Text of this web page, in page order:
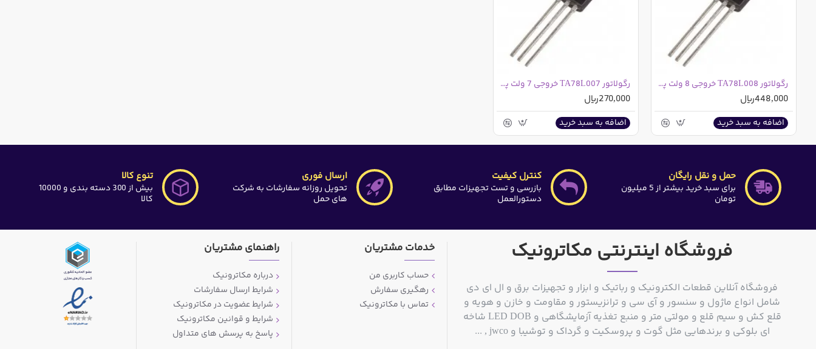
رگولاتور TA78L008 خروجی 8 ولت پکیج TO-92MOD
448,000ریال
اضافه به سبد خرید
رگولاتور TA78L007 خروجی 7 ولت پکیج TO-92MOD
270,000ریال
اضافه به سبد خرید
حمل و نقل رایگان
برای سبد خرید بیشتر از 5 میلیون
تومان
کنترل کیفیت
بازرسی و تست تجهیزات مطابق
دستورالعمل
ارسال فوری
تحویل روزانه سفارشات به شرکت
های حمل
تنوع کالا
بیش از 300 دسته بندی و 10000
کالا
فروشگاه اینترنتی مکاترونیک
فروشگاه آنلاین قطعات الکترونیک و رباتیک و ابزار و تجهیزات برق و ال ای دی
شامل انواع ماژول و سنسور و آی سی و ترانزیستور و مقاومت و خازن و هویه و
قلع کش و سیم قلع و مولتی متر و منبع تغذیه آزمایشگاهی و LED DOB شاخه
ای بلوکی و برندهایی مثل گوت و پروسکیت و گرداک و توشیبا و jwco , ...
خدمات مشتریان
حساب کاربری من
رهگیری سفارش
تماس با مکاترونیک
راهنمای مشتریان
درباره مکاترونیک
شرایط ارسال سفارشات
شرایط عضویت در مکاترونیک
شرایط و قوانین مکاترونیک
پاسخ به پرسش های متداول